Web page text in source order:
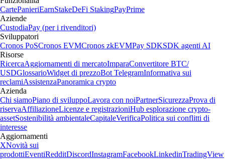
CartePanieriEarnStakeDeFi StakingPayPrime
Aziende
CustodiaPay (per i rivenditori)
Sviluppatori
Cronos PoSCronos EVMCronos zkEVMPay SDKSDK agenti AI
Risorse
RicercaAggiornamenti di mercatoImparaConvertitore BTC/
USDGlossarioWidget di prezzoBot TelegramInformativa sui
reclamiAssistenzaPanoramica crypto
Azienda
Chi siamoPiano di sviluppoLavora con noiPartnerSicurezzaProva di
riservaAffiliazioneLicenze e registrazioniHub esplorazione crypto-
assetSostenibilità ambientaleCapitaleVerificaPolitica sui conflitti di
interesse
Aggiornamenti
XNovità sui
prodottiEventiRedditDiscordInstagramFacebookLinkedinTradingView